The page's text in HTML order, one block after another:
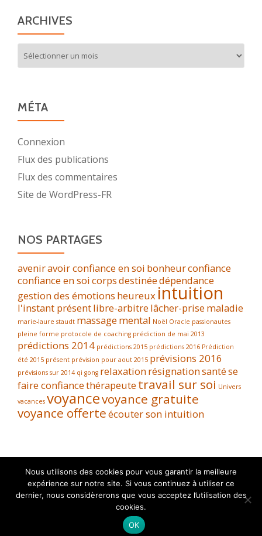
ARCHIVES
MÉTA
Connexion
Flux des publications
Flux des commentaires
Site de WordPress-FR
NOS PARTAGES
aveniravoir confiance en soi bonheurconfiance
confiance en soicorpsdestinéedépendance
gestion des émotions heureux intuition
l'instant présentlibre-arbitrelâcher-prisemaladie
marie-laure staudt massagemental Noël Oracle passionautes
pleine forme protocole de coaching prédiction de mai 2013
prédictions 2014 prédictions 2015 prédictions 2016 Prédiction
été 2015 présent prévision pour aout 2015 prévisions 2016
prévisions sur 2014 qi gong relaxationrésignationsantése
faire confiancethérapeutetravail sur soi Univers
vacances voyancevoyance gratuite
voyance offerteécouter son intuition
Nous utilisons des cookies pour vous garantir la meilleure
expérience sur notre site. Si vous continuez à utiliser ce
dernier, nous considèrerons que vous acceptez l’utilisation des
cookies.
OK